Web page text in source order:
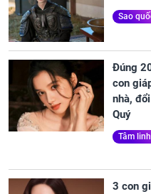
Sao
Đúng
con
nhà,
Quý
Tâm
3 con